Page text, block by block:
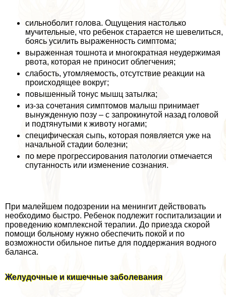
сильноболит голова. Ощущения настолько
мучительные, что ребенок старается не шевелиться,
боясь усилить выраженность симптома;
выраженная тошнота и многократная неудержимая
рвота, которая не приносит облегчения;
слабость, утомляемость, отсутствие реакции на
происходящее вокруг;
повышенный тонус мышц затылка;
из-за сочетания симптомов малыш принимает
вынужденную позу – с запрокинутой назад головой
и подтянутыми к животу ногами;
специфическая сыпь, которая появляется уже на
начальной стадии болезни;
по мере прогрессирования патологии отмечается
спyтaнность или изменение сознания.
При малейшем подозрении на менингит действовать
необходимо быстро. Ребенок подлежит госпитализации и
проведению комплексной терапии. До приезда скорой
помощи больному нужно обеспечить покой и по
возможности обильное питье для поддержания водного
баланса.
Желудочные и кишечные заболевания